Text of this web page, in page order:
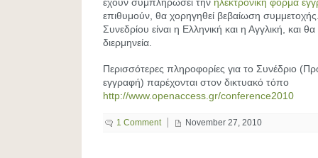
έχουν συμπληρώσει την ηλεκτρονική φόρμα
επιθυμούν, θα χορηγηθεί βεβαίωση
Συνεδρίου είναι η Ελληνική και η Αγγλική, και
διερμηνεία.
Περισσότερες πληροφορίες για το Συνέδριο
εγγραφή) παρέχονται στον δικτυακό τόπο
http://www.openaccess.gr/conference2010
1 Comment November 27, 2010